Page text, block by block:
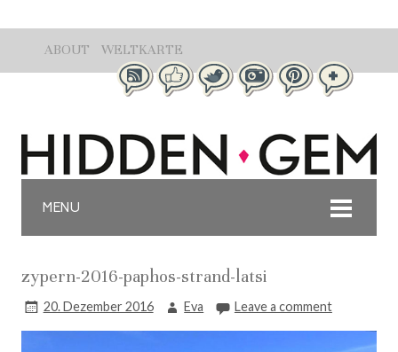
ABOUT WELTKARTE
MENU
zypern-2016-paphos-strand-latsi
20. Dezember 2016 Eva Leave a comment